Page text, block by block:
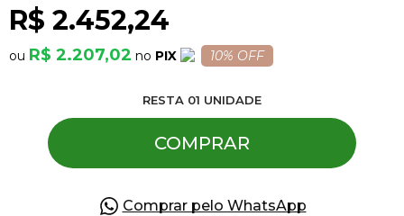
R$ 2.452,24
R$ 2.207,02 PIX 10% OFF
RESTA 01 UNIDADE
COMPRAR
Comprar pelo WhatsApp
Pulseiras
Piercing
Pedras Preciosas
Presente